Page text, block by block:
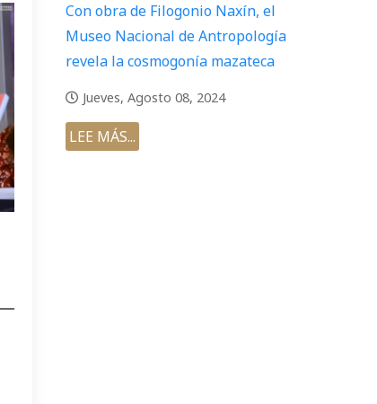
Con obra de Filogonio Naxín, el
Museo Nacional de Antropología
revela la cosmogonía mazateca
Jueves, Agosto 08, 2024
LEE MÁS...